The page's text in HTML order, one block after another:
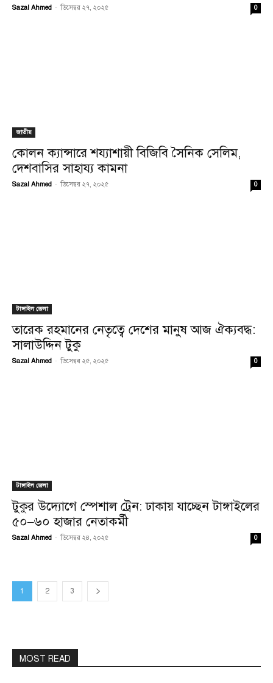
Sazal Ahmed - ডিসেম্বর ২৭, ২০২৫ 0
জাতীয়
কোলন ক্যান্সারে শয্যাশায়ী বিজিবি সৈনিক সেলিম,
দেশবাসির সাহায্য কামনা
Sazal Ahmed - ডিসেম্বর ২৭, ২০২৫ 0
টাঙ্গাইল জেলা
তারেক রহমানের নেতৃত্বে দেশের মানুষ আজ ঐক্যবদ্ধ:
সালাউদ্দিন টুকু
Sazal Ahmed - ডিসেম্বর ২৫, ২০২৫ 0
টাঙ্গাইল জেলা
টুকুর উদ্যোগে স্পেশাল ট্রেন: ঢাকায় যাচ্ছেন টাঙ্গাইলের
৫০–৬০ হাজার নেতাকর্মী
Sazal Ahmed - ডিসেম্বর ২৪, ২০২৫ 0
1 2 3
MOST READ